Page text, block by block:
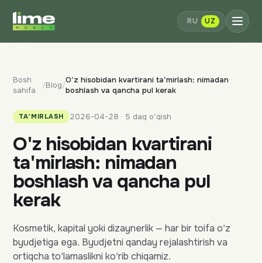
RU UZ
Bosh
sahifa
/Blog/
O'z hisobidan kvartirani ta'mirlash: nimadan
boshlash va qancha pul kerak
TA'MIRLASH 2026-04-28 · 5 daq o'qish
O'z hisobidan kvartirani
ta'mirlash: nimadan
boshlash va qancha pul
kerak
Kosmetik, kapital yoki dizaynerlik — har bir toifa o'z
byudjetiga ega. Byudjetni qanday rejalashtirish va
ortiqcha to'lamaslikni ko'rib chiqamiz.